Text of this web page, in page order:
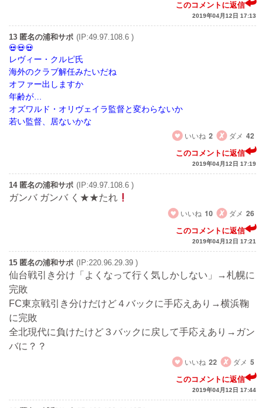
このコメントに返信
2019年04月12日 17:13
13 匿名の浦和サポ (IP:49.97.108.6 )
レヴィー・クルピ氏
海外のクラブ解任みたいだね
オファー出しますか
年齢が…
オズワルド・オリヴェイラ監督と変わらないか
若い監督、居ないかな
いいね 2 ダメ 42
このコメントに返信
2019年04月12日 17:19
14 匿名の浦和サポ (IP:49.97.108.6 )
ガンバ ガンバ く★★たれ
いいね 10 ダメ 26
このコメントに返信
2019年04月12日 17:21
15 匿名の浦和サポ (IP:220.96.29.39 )
仙台戦引き分け「よくなって行く気しかしない」→札幌に
完敗
FC東京戦引き分けだけど４バックに手応えあり→横浜鞠
に完敗
全北現代に負けたけど３バックに戻して手応えあり→ガン
バに？？
いいね 22 ダメ 5
このコメントに返信
2019年04月12日 17:44